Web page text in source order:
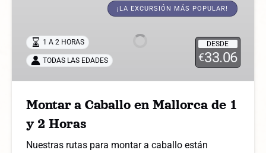
Mallorca
1
Horas
¡LA EXCURSIÓN MÁS POPULAR!
DESDE
€33.06
1 A 2 HORAS
TODAS LAS EDADES
Montar a Caballo en Mallorca de 1
y 2 Horas
Nuestras rutas para montar a caballo están